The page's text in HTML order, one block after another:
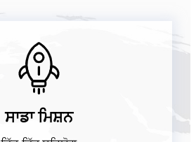
ਸਾਡਾ ਮਿਸ਼ਨ